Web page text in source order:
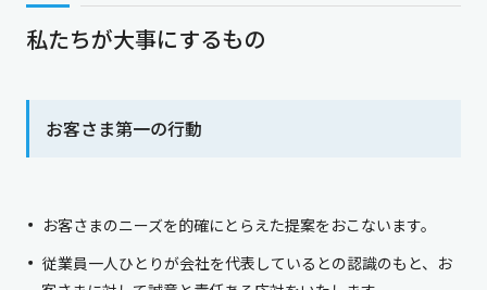
私たちが大事にするもの
お客さま第一の行動
お客さまのニーズを的確にとらえた提案をおこないます。
従業員一人ひとりが会社を代表しているとの認識のもと、お